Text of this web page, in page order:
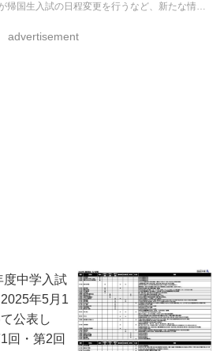
帰国生入試の日程変更を行うなど、新たな情報
advertisement
中学入試
年5月1
公表し
回・第2回